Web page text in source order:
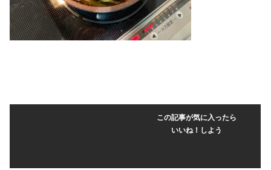
この記事が気に入ったら
いいね！しよう